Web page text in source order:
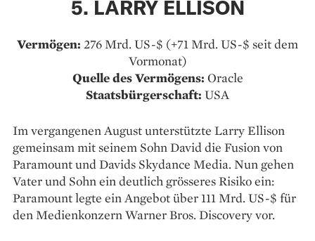
5. LARRY ELLISON
Vermögen: 276 Mrd. US-$ (+71 Mrd. US-$ seit dem
Vormonat)
Quelle des Vermögens: Oracle
Staatsbürgerschaft: USA
Im vergangenen August unterstützte Larry Ellison
gemeinsam mit seinem Sohn David die Fusion von
Paramount und Davids Skydance Media. Nun gehen
Vater und Sohn ein deutlich grösseres Risiko ein:
Paramount legte ein Angebot über 111 Mrd. US-$ für
den Medienkonzern Warner Bros. Discovery vor.